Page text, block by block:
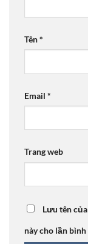
Tên*
Email *
Trang web
Lưu tên
này cho lần